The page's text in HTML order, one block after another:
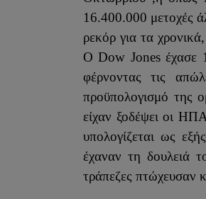
16.400.000 μετοχές
ρεκόρ για τα
Ο Dow Jones έχασε
φέρνοντας τις
προϋπολογισμό της
είχαν ξοδέψει οι
υπολογίζεται ως
έχαναν τη δουλειά
τράπεζες πτώχευσαν